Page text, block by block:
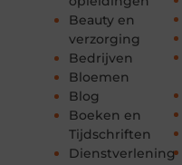
Beauty en
verzorging
Bedrijven
Bloemen
Blog
Boeken en
Tijdschriften
Dienstverlening